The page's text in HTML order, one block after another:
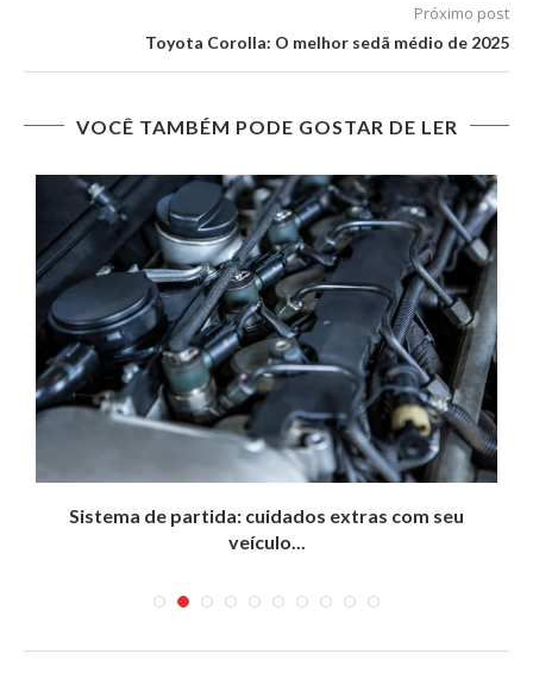
Próximo post
Toyota Corolla: O melhor sedã médio de 2025
VOCÊ TAMBÉM PODE GOSTAR DE LER
Sistema de partida: cuidados extras com seu
veículo...